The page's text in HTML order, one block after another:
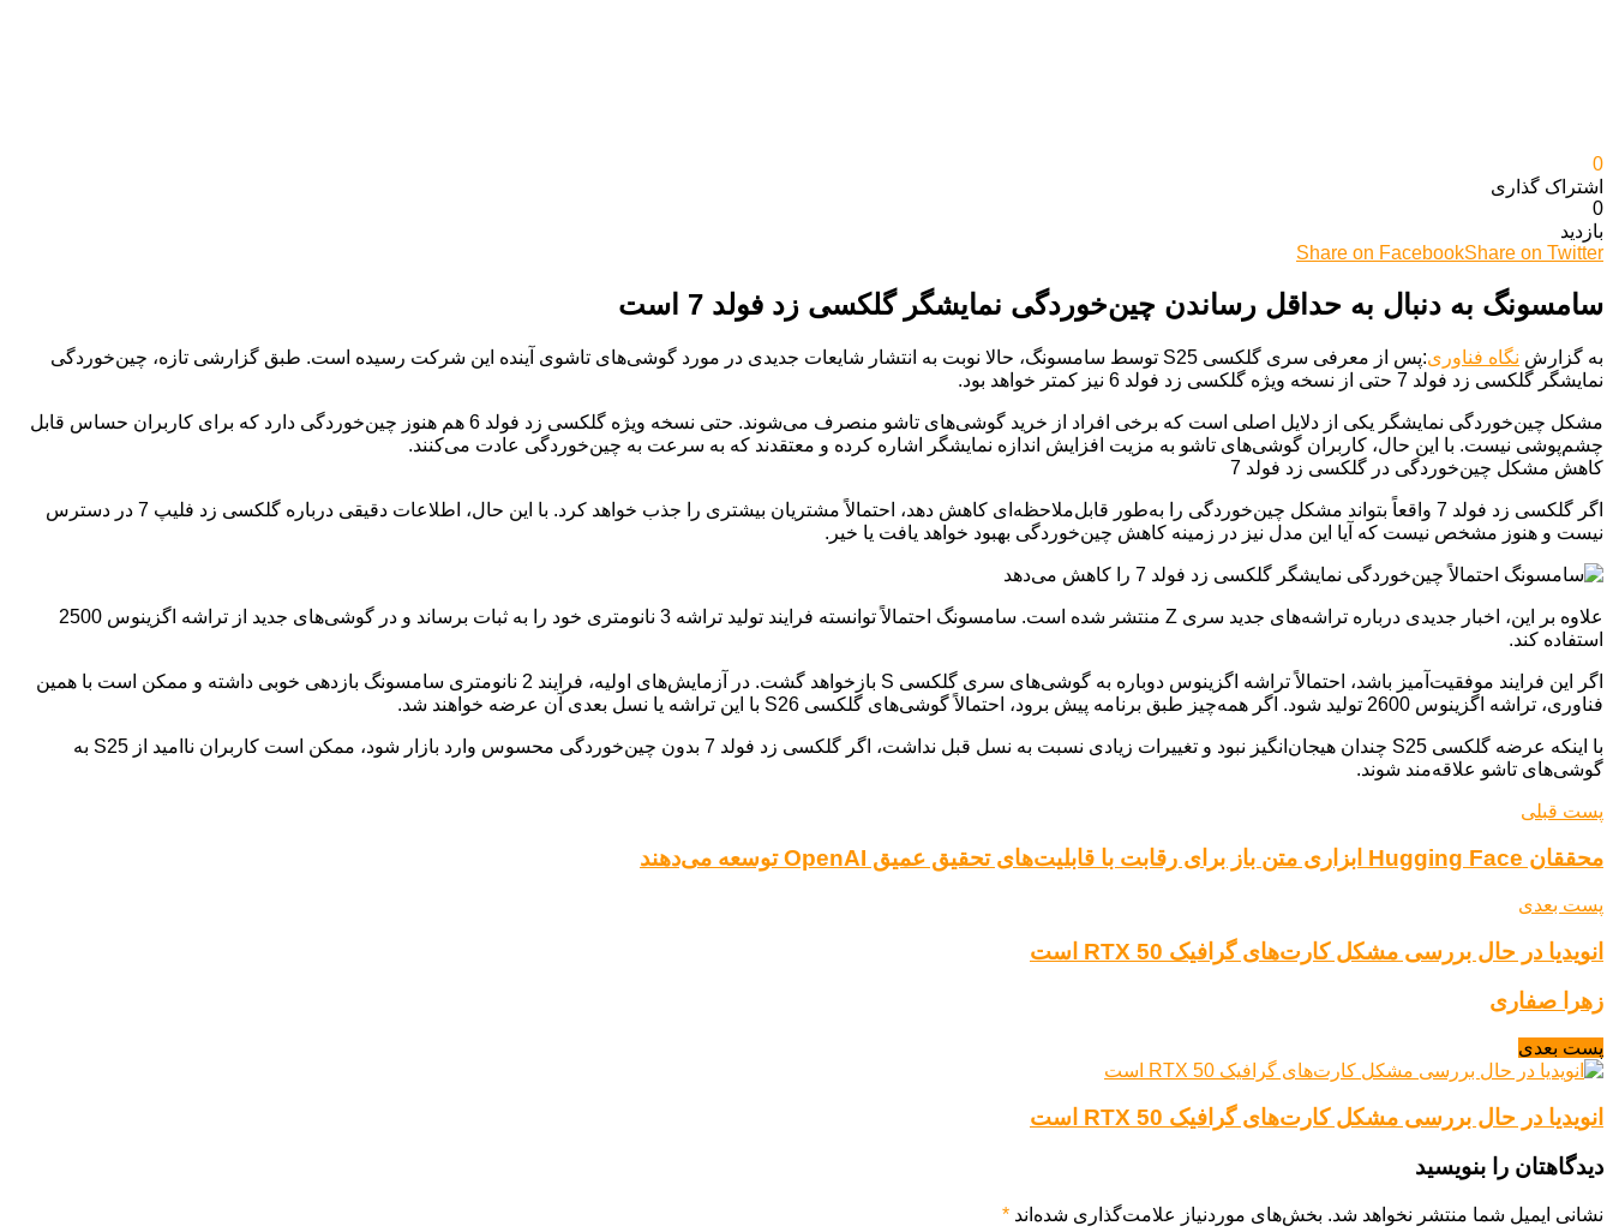
0
اشتراک گذاری‌
0
بازدید
Share on FacebookShare on Twitter
سامسونگ به دنبال به حداقل رساندن چین‌خوردگی نمایشگر گلکسی زد فولد 7 است
به گزارش نگاه فناوری
:پس از معرفی سری گلکسی S25 توسط سامسونگ، حالا نوبت به انتشار شایعات جدیدی در مورد گوشی‌های تاشوی آینده این شرکت رسیده است. طبق گزارشی تازه، چین‌خوردگی
نمایشگر گلکسی زد فولد 7 حتی از نسخه ویژه گلکسی زد فولد 6 نیز کمتر خواهد بود.
مشکل چین‌خوردگی نمایشگر یکی از دلایل اصلی است که برخی افراد از خرید گوشی‌های تاشو منصرف می‌شوند. حتی نسخه ویژه گلکسی زد فولد 6 هم هنوز چین‌خوردگی دارد که برای کاربران حساس قابل
چشم‌پوشی نیست. با این حال، کاربران گوشی‌های تاشو به مزیت افزایش اندازه نمایشگر اشاره کرده و معتقدند که به سرعت به چین‌خوردگی عادت می‌کنند.
کاهش مشکل چین‌خوردگی در گلکسی زد فولد 7
اگر گلکسی زد فولد 7 واقعاً بتواند مشکل چین‌خوردگی را به‌طور قابل‌ملاحظه‌ای کاهش دهد، احتمالاً مشتریان بیشتری را جذب خواهد کرد. با این حال، اطلاعات دقیقی درباره گلکسی زد فلیپ 7 در دسترس
نیست و هنوز مشخص نیست که آیا این مدل نیز در زمینه کاهش چین‌خوردگی بهبود خواهد یافت یا خیر.
علاوه بر این، اخبار جدیدی درباره تراشه‌های جدید سری Z منتشر شده است. سامسونگ احتمالاً توانسته فرایند تولید تراشه 3 نانومتری خود را به ثبات برساند و در گوشی‌های جدید از تراشه اگزینوس 2500
استفاده کند.
اگر این فرایند موفقیت‌آمیز باشد، احتمالاً تراشه اگزینوس دوباره به گوشی‌های سری گلکسی S بازخواهد گشت. در آزمایش‌های اولیه، فرایند 2 نانومتری سامسونگ بازدهی خوبی داشته و ممکن است با همین
فناوری، تراشه اگزینوس 2600 تولید شود. اگر همه‌چیز طبق برنامه پیش برود، احتمالاً گوشی‌های گلکسی S26 با این تراشه یا نسل بعدی آن عرضه خواهند شد.
با اینکه عرضه گلکسی S25 چندان هیجان‌انگیز نبود و تغییرات زیادی نسبت به نسل قبل نداشت، اگر گلکسی زد فولد 7 بدون چین‌خوردگی محسوس وارد بازار شود، ممکن است کاربران ناامید از S25 به
گوشی‌های تاشو علاقه‌مند شوند.
پست قبلی
محققان Hugging Face ابزاری متن باز برای رقابت با قابلیت‌های تحقیق عمیق OpenAI توسعه می‌دهند
پست بعدی
انویدیا در حال بررسی مشکل کارت‌های گرافیک RTX 50 است
زهرا صفاری
پست بعدی
انویدیا در حال بررسی مشکل کارت‌های گرافیک RTX 50 است
دیدگاهتان را بنویسید
نشانی ایمیل شما منتشر نخواهد شد. بخش‌های موردنیاز علامت‌گذاری شده‌اند *